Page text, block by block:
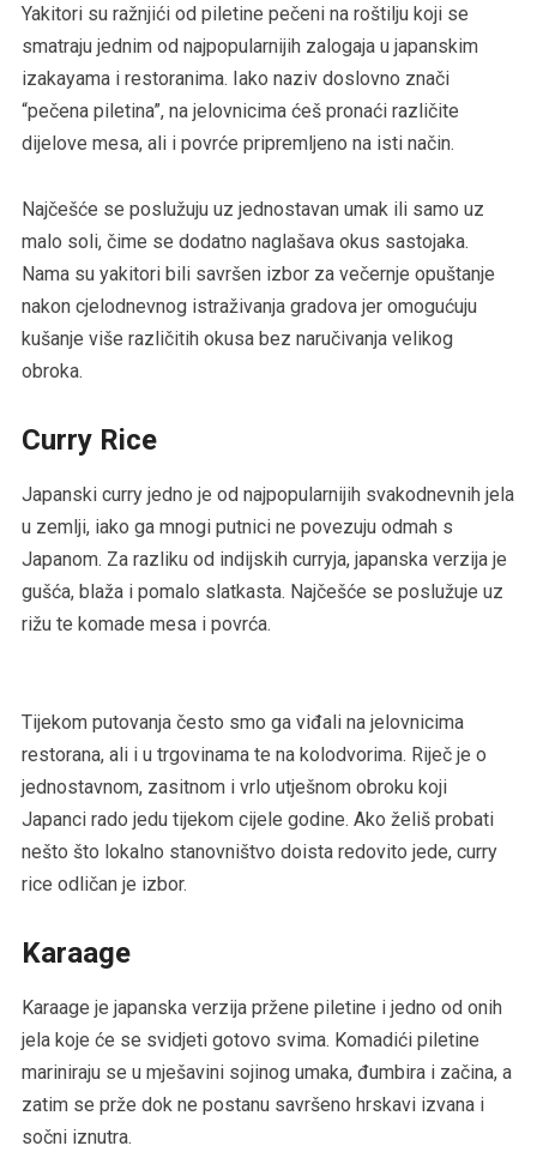
Yakitori su ražnjići od piletine pečeni na roštilju koji se
smatraju jednim od najpopularnijih zalogaja u japanskim
izakayama i restoranima. Iako naziv doslovno znači
“pečena piletina”, na jelovnicima ćeš pronaći različite
dijelove mesa, ali i povrće pripremljeno na isti način.
Najčešće se poslužuju uz jednostavan umak ili samo uz
malo soli, čime se dodatno naglašava okus sastojaka.
Nama su yakitori bili savršen izbor za večernje opuštanje
nakon cjelodnevnog istraživanja gradova jer omogućuju
kušanje više različitih okusa bez naručivanja velikog
obroka.
Curry Rice
Japanski curry jedno je od najpopularnijih svakodnevnih jela
u zemlji, iako ga mnogi putnici ne povezuju odmah s
Japanom. Za razliku od indijskih curryja, japanska verzija je
gušća, blaža i pomalo slatkasta. Najčešće se poslužuje uz
rižu te komade mesa i povrća.
Tijekom putovanja često smo ga viđali na jelovnicima
restorana, ali i u trgovinama te na kolodvorima. Riječ je o
jednostavnom, zasitnom i vrlo utješnom obroku koji
Japanci rado jedu tijekom cijele godine. Ako želiš probati
nešto što lokalno stanovništvo doista redovito jede, curry
rice odličan je izbor.
Karaage
Karaage je japanska verzija pržene piletine i jedno od onih
jela koje će se svidjeti gotovo svima. Komadići piletine
mariniraju se u mješavini sojinog umaka, đumbira i začina, a
zatim se prže dok ne postanu savršeno hrskavi izvana i
sočni iznutra.